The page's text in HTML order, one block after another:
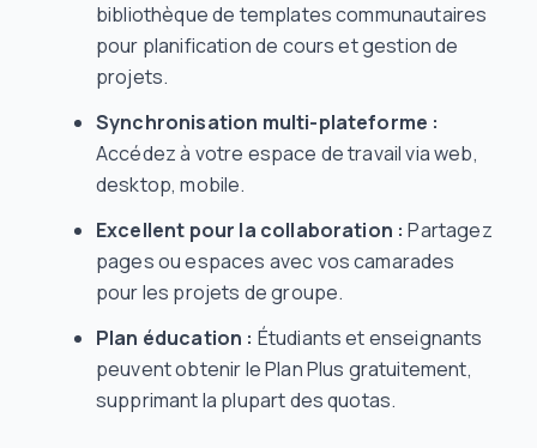
bibliothèque de templates communautaires
pour planification de cours et gestion de
projets.
Synchronisation multi-plateforme :
Accédez à votre espace de travail via web,
desktop, mobile.
Excellent pour la collaboration : Partagez
pages ou espaces avec vos camarades
pour les projets de groupe.
Plan éducation : Étudiants et enseignants
peuvent obtenir le Plan Plus gratuitement,
supprimant la plupart des quotas.